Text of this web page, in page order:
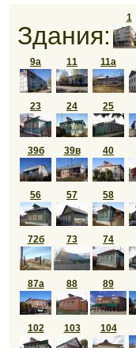
Здания:
1
9а 11 11а
23 24 25
39б 39в 40
56 57 58
72б 73 74
87а 88 89
102 103 104